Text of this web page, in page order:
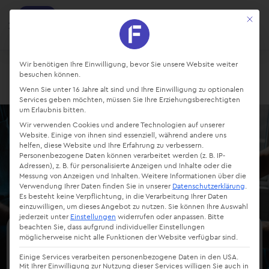
Projekte und Aufgaben managen
Kostenlos - Bei Google Play
Ansehen
Starte kostenlos
Compliance
Mit
Datenschutz-Präferenz
Wir benötigen Ihre Einwilligung, bevor Sie unsere Website weiter
besuchen können.
Wenn Sie unter 16 Jahre alt sind und Ihre Einwilligung zu optionalen
Services geben möchten, müssen Sie Ihre Erziehungsberechtigten
um Erlaubnis bitten.
Wir verwenden Cookies und andere Technologien auf unserer
Website. Einige von ihnen sind essenziell, während andere uns
helfen, diese Website und Ihre Erfahrung zu verbessern.
Personenbezogene Daten können verarbeitet werden (z. B. IP-
Adressen), z. B. für personalisierte Anzeigen und Inhalte oder die
Messung von Anzeigen und Inhalten.Weitere Informationen über die
Verwendung Ihrer Daten finden Sie in unserer Datenschutzerklärung.
Es besteht keine Verpflichtung, in die Verarbeitung Ihrer Daten
einzuwilligen, um dieses Angebot zu nutzen. Sie können Ihre Auswahl
jederzeit unter Einstellungen widerrufen oder anpassen. Bitte
beachten Sie, dass aufgrund individueller Einstellungen
möglicherweise nicht alle Funktionen der Website verfügbar sind.
Einige Services verarbeiten personenbezogene Daten in den USA.
Mit Ihrer Einwilligung zur Nutzung dieser Services willigen Sie auch in